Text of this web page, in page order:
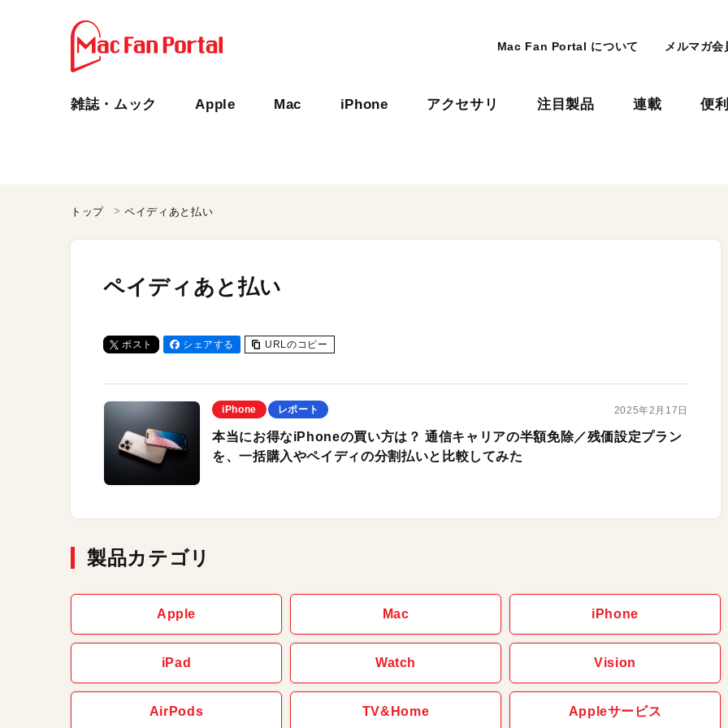
Mac Fan Portal について メルマガ会
雑誌・ムック Apple Mac iPhone アクセサリ 注目製品 連載 便
トップ ペイディあと払い
ペイディあと払い
ポスト シェアする URLのコピー
iPhone レポート 2025年2月17日
本当にお得なiPhoneの買い方は？ 通信キャリアの半額免除／残価設定プラン
を、一括購入やペイディの分割払いと比較してみた
製品カテゴリ
Apple Mac iPhone
iPad Watch Vision
AirPods TV&Home Appleサービス